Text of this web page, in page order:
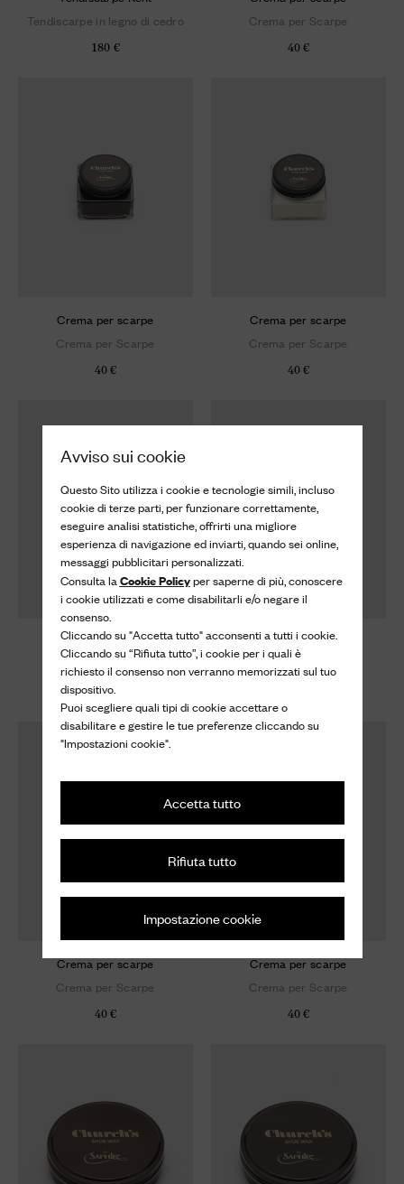
Avviso sui cookie
Questo Sito utilizza i cookie e tecnologie simili, incluso
cookie di terze parti, per funzionare correttamente,
eseguire analisi statistiche, offrirti una migliore
esperienza di navigazione ed inviarti, quando sei online,
messaggi pubblicitari personalizzati.
Consulta laCookie Policyper saperne di più, conoscere
i cookie utilizzati e come disabilitarli e/o negare il
consenso.
Cliccando su "Accetta tutto" acconsenti a tutti i cookie.
Cliccando su “Rifiuta tutto”, i cookie per i quali è
richiesto il consenso non verranno memorizzati sul tuo
dispositivo.
Puoi scegliere quali tipi di cookie accettare o
disabilitare e gestire le tue preferenze cliccando su
"Impostazioni cookie".
Accetta tutto
Rifiuta tutto
Impostazione cookie
Tendiscarpe in legno di cedro
180 €
Crema per Scarpe
40 €
Crema per scarpe
Crema per Scarpe
40 €
Crema per scarpe
Crema per Scarpe
40 €
Crema per scarpe
Crema per Scarpe
40 €
Crema per scarpe
Crema per Scarpe
Crema per scarpe
Crema per Scarpe
40 €
Crema per scarpe
Crema per Scarpe
40 €